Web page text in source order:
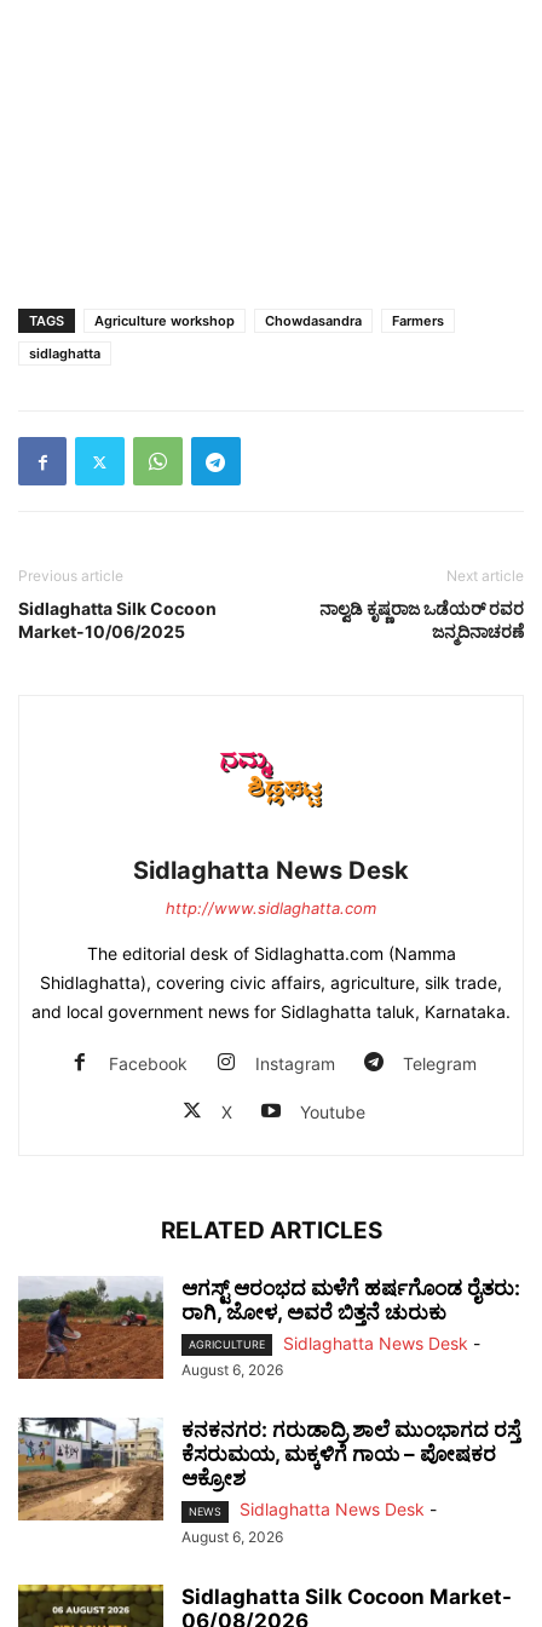
TAGS Agriculture workshop Chowdasandra
Farmers
sidlaghatta
Previous article
Sidlaghatta Silk Cocoon
Market-10/06/2025
Next article
ನಾಲ್ವಡಿ ಕೃಷ್ಣರಾಜ ಒಡೆಯರ್ ರವರ
ಜನ್ಮದಿನಾಚರಣೆ
Sidlaghatta News Desk
http://www.sidlaghatta.com
The editorial desk of Sidlaghatta.com (Namma
Shidlaghatta), covering civic affairs, agriculture, silk trade,
and local government news for Sidlaghatta taluk, Karnataka.
Facebook Instagram Telegram
X Youtube
RELATED ARTICLES
ಆಗಸ್ಟ್ ಆರಂಭದ ಮಳೆಗೆ ಹರ್ಷಗೊಂಡ ರೈತರು:
ರಾಗಿ, ಜೋಳ, ಅವರೆ ಬಿತ್ತನೆ ಚುರುಕು
AGRICULTURE Sidlaghatta News Desk -
August 6, 2026
ಕನಕನಗರ: ಗರುಡಾದ್ರಿ ಶಾಲೆ ಮುಂಭಾಗದ ರಸ್ತೆ
ಕೆಸರುಮಯ, ಮಕ್ಕಳಿಗೆ ಗಾಯ – ಪೋಷಕರ
ಆಕ್ರೋಶ
NEWS Sidlaghatta News Desk -
August 6, 2026
Sidlaghatta Silk Cocoon Market-
06/08/2026